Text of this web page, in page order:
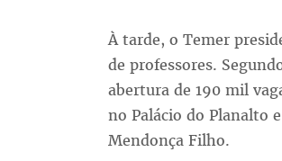
À tarde, o Temer
de professores.
abertura de 190 mil
no Palácio do Planalto
Mendonça Filho.